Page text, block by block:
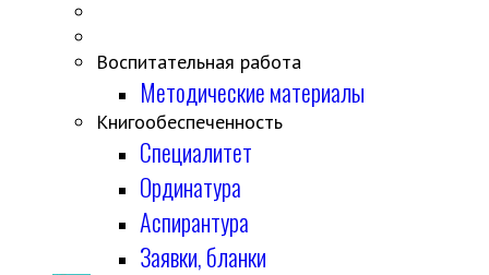
Воспитательная работа
Методические материалы
Книгообеспеченность
Специалитет
Ординатура
Аспирантура
Заявки, бланки